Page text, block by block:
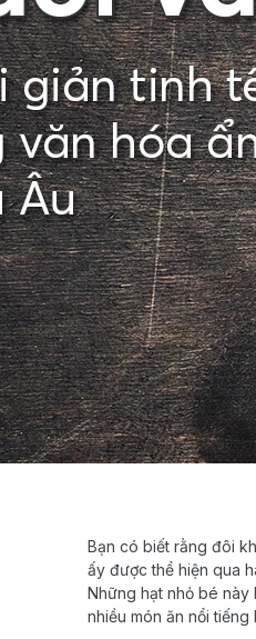
Bạn có biết rằng đôi
ấy được thể hiện qua
Những hạt nhỏ bé này
nhiều món ăn nổi tiếng